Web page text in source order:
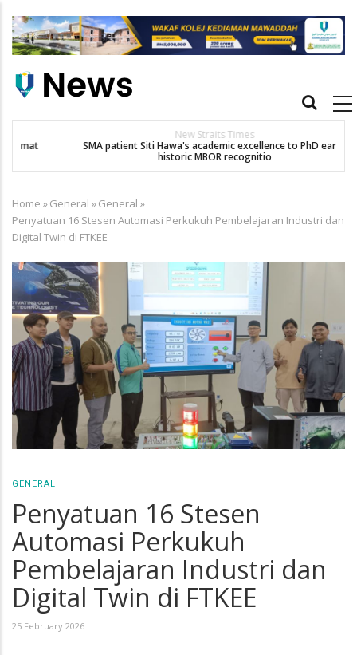
main
Main
New Straits Times
SMA patient Siti Hawa's academic excellence to PhD earns
historic MBOR recognitio
Breadcrumb
Home »General »General »
Penyatuan 16 Stesen Automasi Perkukuh Pembelajaran Industri dan
Digital Twin di FTKEE
GENERAL
Penyatuan 16 Stesen
Automasi Perkukuh
Pembelajaran Industri dan
Digital Twin di FTKEE
25 February 2026